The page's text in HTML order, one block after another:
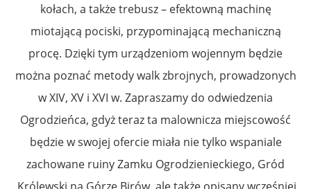
kołach, a także trebusz – efektowną machinę
miotającą pociski, przypominającą mechaniczną
procę. Dzięki tym urządzeniom wojennym będzie
można poznać metody walk zbrojnych, prowadzonych
w XIV, XV i XVI w. Zapraszamy do odwiedzenia
Ogrodzieńca, gdyż teraz ta malownicza miejscowość
będzie w swojej ofercie miała nie tylko wspaniale
zachowane ruiny Zamku Ogrodzienieckiego, Gród